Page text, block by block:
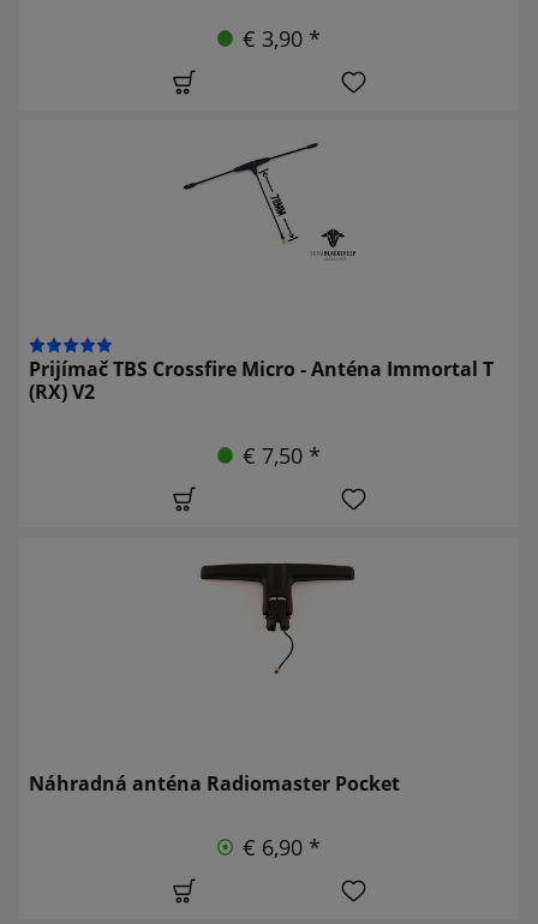
€ 3,90 *
Prijímač TBS Crossfire Micro - Anténa Immortal T
(RX) V2
€ 7,50 *
Náhradná anténa Radiomaster Pocket
€ 6,90 *